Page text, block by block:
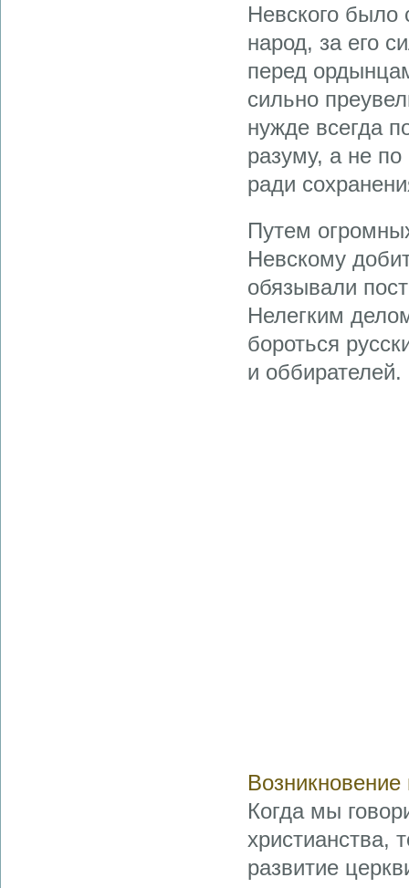
Невского было
народ, за его
перед
сильно
нужде всегда
разуму, а не
ради
Путем
Невскому
обязывали
Нелегким
бороться
и оббирателей.
Возникновение
Когда мы
христианства,
развитие